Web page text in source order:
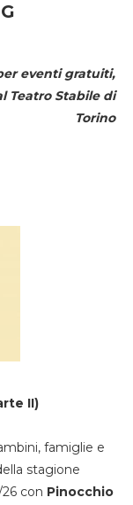
eventi gratuiti,
Teatro Stabile di
Torino
II)
famiglie e
stagione
con Pinocchio